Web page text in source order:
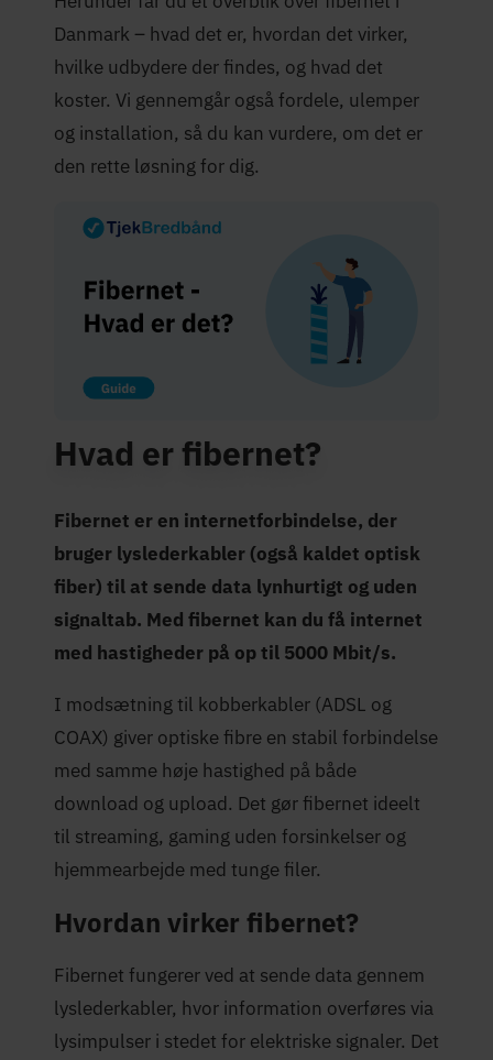
Danmark – hvad det er, hvordan det virker,
hvilke udbydere der findes, og hvad det
koster. Vi gennemgår også fordele, ulemper
og installation, så du kan vurdere, om det er
den rette løsning for dig.
Hvad er fibernet?
Fibernet er en internetforbindelse, der
bruger lyslederkabler (også kaldet optisk
fiber) til at sende data lynhurtigt og uden
signaltab. Med fibernet kan du få internet
med hastigheder på op til 5000 Mbit/s.
I modsætning til kobberkabler (ADSL og
COAX) giver optiske fibre en stabil forbindelse
med samme høje hastighed på både
download og upload. Det gør fibernet ideelt
til streaming, gaming uden forsinkelser og
hjemmearbejde med tunge filer.
Hvordan virker fibernet?
Fibernet fungerer ved at sende data gennem
lyslederkabler, hvor information overføres via
lysimpulser i stedet for elektriske signaler. Det